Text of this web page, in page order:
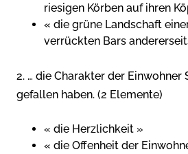
riesigen Körben auf ihren
« die grüne Landschaft
verrückten Bars
2. … die Charakter der Einwohner
gefallen haben. (2 Elemente)
« die Herzlichkeit »
« die Offenheit der